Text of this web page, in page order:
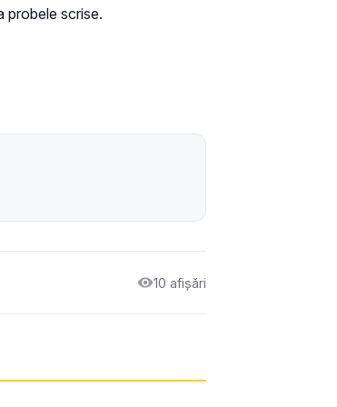
probele scrise.
10 afișări